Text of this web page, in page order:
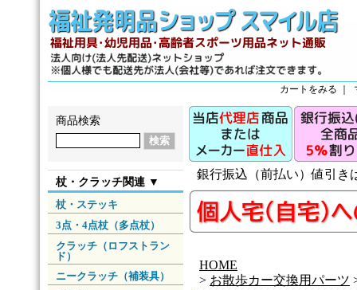
カートをみる
商品検索
杖・クラッチ関連 ▼
杖・ステッキ
3点・4点杖（多点杖）
クラッチ（ロフストラン
ド）
ニークラッチ（補装具）
銀行振込（前払い）値引き
HOME
> お散歩カー交換用パーツ